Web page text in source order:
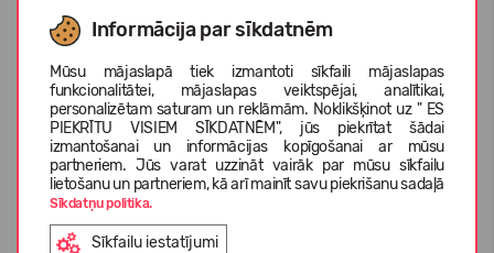
Informācija par sīkdatnēm
Mūsu mājaslapā tiek izmantoti sīkfaili mājaslapas
funkcionalitātei, mājaslapas veiktspējai, analītikai,
personalizētam saturam un reklāmām. Noklikšķinot uz " ES
PIEKRĪTU VISIEM SĪKDATNĒM", jūs piekrītat šādai
izmantošanai un informācijas kopīgošanai ar mūsu
partneriem. Jūs varat uzzināt vairāk par mūsu sīkfailu
lietošanu un partneriem, kā arī mainīt savu piekrišanu sadaļā
Sīkdatņu politika.
Sīkfailu iestatījumi
PAR DIADORA
KLIENTU ATSAUKSMES (0)
Līdzīgas preces